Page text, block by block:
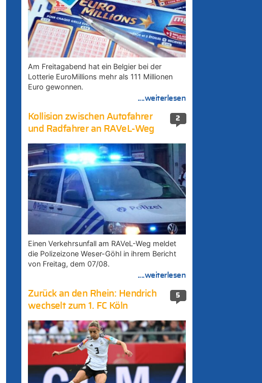
Am Freitagabend hat ein Belgier bei der
Lotterie EuroMillions mehr als 111 Millionen
Euro gewonnen.
....weiterlesen
2
Kollision zwischen Autofahrer
und Radfahrer an RAVeL-Weg
Einen Verkehrsunfall am RAVeL-Weg meldet
die Polizeizone Weser-Göhl in ihrem Bericht
von Freitag, dem 07/08.
....weiterlesen
5
Zurück an den Rhein: Hendrich
wechselt zum 1. FC Köln